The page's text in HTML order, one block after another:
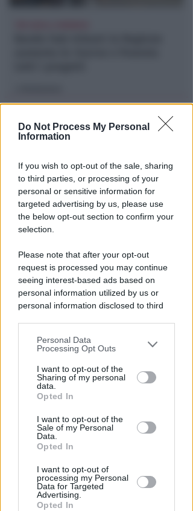
Do Not Process My Personal
Information
If you wish to opt-out of the sale, sharing
to third parties, or processing of your
personal or sensitive information for
targeted advertising by us, please use
the below opt-out section to confirm your
selection.
Please note that after your opt-out
request is processed you may continue
seeing interest-based ads based on
personal information utilized by us or
personal information disclosed to third
You may separately opt-out of the further
disclosure of your personal information
by third parties on the IAB’s list of
downstream participants.
by us to third parties on the IAB’s List of
Downstream Participants that may
further disclose it to other third parties.
Personal Data
Processing Opt Outs
I want to opt-out of the
Sharing of my personal
data.
Opted In
I want to opt-out of the
Sale of my Personal
Data.
Opted In
I want to opt-out of
processing my Personal
Data for Targeted
Advertising.
Opted In
PIAZZA TRE MARTIRI
ligaza in piazza Tre Martiri
diRedazione
CRER FIGC LND
Ecco i gironi di Eccellenza:
Rimini nel B, l'Ars Et Labor è nel
Icaro Sport VIDEO